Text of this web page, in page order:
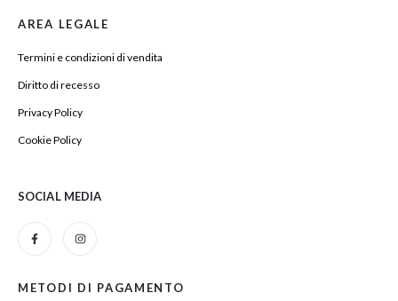
AREA LEGALE
Termini e condizioni di vendita
Diritto di recesso
Privacy Policy
Cookie Policy
SOCIAL MEDIA
METODI DI PAGAMENTO